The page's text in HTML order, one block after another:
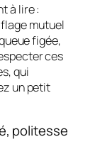
à lire :
mutuel
figée,
ces
qui
un petit
politesse